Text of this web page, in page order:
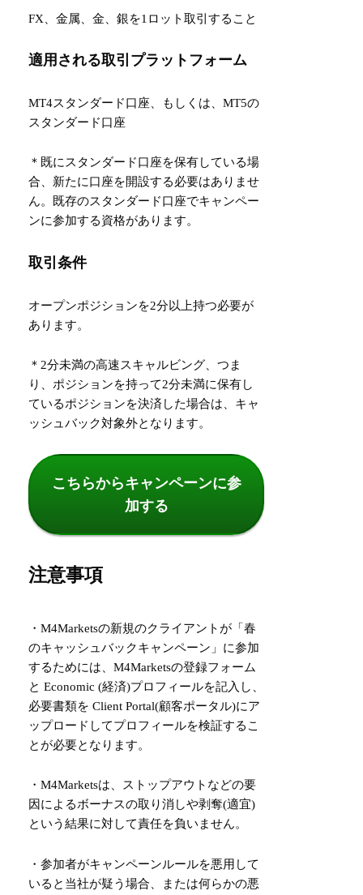
FX、金属、金、銀を1ロット取引すること
適用される取引プラットフォーム
MT4スタンダード口座、もしくは、MT5の
スタンダード口座
＊既にスタンダード口座を保有している場
合、新たに口座を開設する必要はありませ
ん。既存のスタンダード口座でキャンペー
ンに参加する資格があります。
取引条件
オープンポジションを2分以上持つ必要が
あります。
＊2分未満の高速スキャルビング、つま
り、ポジションを持って2分未満に保有し
ているポジションを決済した場合は、キャ
ッシュバック対象外となります。
こちらからキャンペーンに参
加する
注意事項
・M4Marketsの新規のクライアントが「春
のキャッシュバックキャンペーン」に参加
するためには、M4Marketsの登録フォーム
と Economic (経済)プロフィールを記入し、
必要書類を Client Portal(顧客ポータル)にア
ップロードしてプロフィールを検証するこ
とが必要となります。
・M4Marketsは、ストップアウトなどの要
因によるボーナスの取り消しや剥奪(適宜)
という結果に対して責任を負いません。
・参加者がキャンペーンルールを悪用して
いると当社が疑う場合、または何らかの悪